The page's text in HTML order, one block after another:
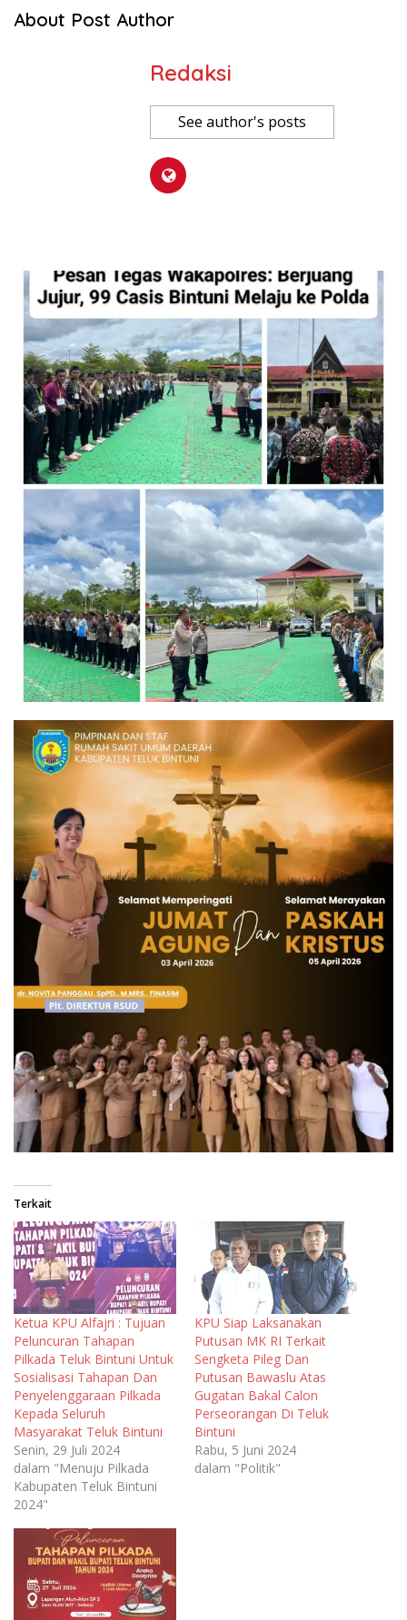
About Post Author
Redaksi
See author's posts
Terkait
Ketua KPU Alfajri : Tujuan
Peluncuran Tahapan
Pilkada Teluk Bintuni Untuk
Sosialisasi Tahapan Dan
Penyelenggaraan Pilkada
Kepada Seluruh
Masyarakat Teluk Bintuni
Senin, 29 Juli 2024
dalam "Menuju Pilkada
Kabupaten Teluk Bintuni
2024"
KPU Siap Laksanakan
Putusan MK RI Terkait
Sengketa Pileg Dan
Putusan Bawaslu Atas
Gugatan Bakal Calon
Perseorangan Di Teluk
Bintuni
Rabu, 5 Juni 2024
dalam "Politik"